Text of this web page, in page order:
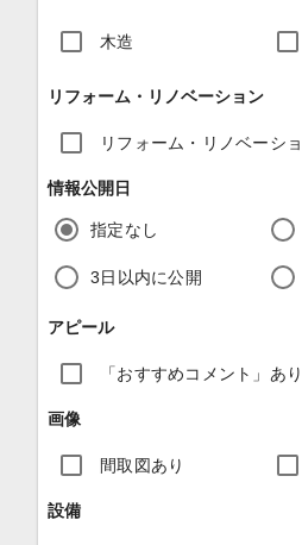
木造
リフォーム・リノベーション
リフォーム・リノベーシ
情報公開日
指定なし
3日以内に公開
アピール
「おすすめコメント」あり
画像
間取図あり
設備